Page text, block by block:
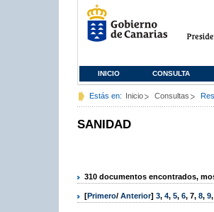
INICIO CONSULTA
Estás en: Inicio Consultas
SANIDAD
310 documentos encontrados,
[Primero/ Anterior] 3, 4, 5, 6, 7, 8, 9,